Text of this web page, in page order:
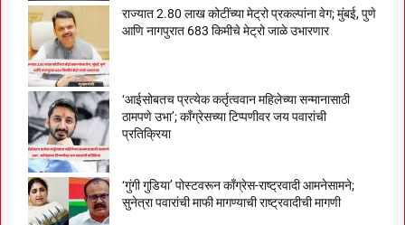
राज्यात 2.80 लाख कोटींच्या मेट्रो प्रकल्पांना वेग; मुंबई, पुणे
आणि नागपुरात 683 किमीचे मेट्रो जाळे उभारणार
‘आईसोबतच प्रत्येक कर्तृत्ववान महिलेच्या सन्मानासाठी
ठामपणे उभा’; काँग्रेसच्या टिप्पणीवर जय पवारांची
प्रतिक्रिया
‘गुंगी गुडिया’ पोस्टवरून काँग्रेस-राष्ट्रवादी आमनेसामने;
सुनेत्रा पवारांची माफी मागण्याची राष्ट्रवादीची मागणी